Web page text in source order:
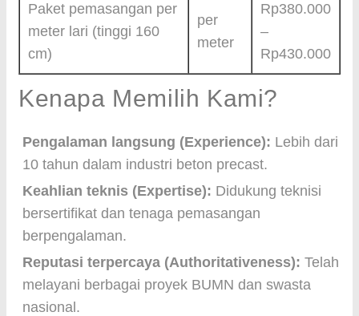
Paket pemasangan per
meter lari (tinggi 160
cm)
per
meter
Rp380.000
–
Rp430.000
Kenapa Memilih Kami?
Pengalaman langsung (Experience): Lebih dari
10 tahun dalam industri beton precast.
Keahlian teknis (Expertise): Didukung teknisi
bersertifikat dan tenaga pemasangan
berpengalaman.
Reputasi terpercaya (Authoritativeness): Telah
melayani berbagai proyek BUMN dan swasta
nasional.